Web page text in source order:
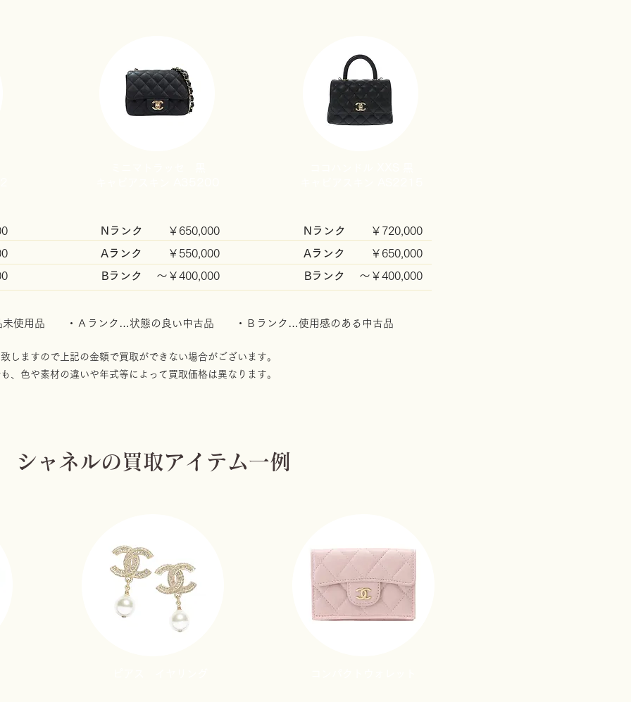
Nランク
Aランク
​Bランク
￥650,000
￥550,000
～￥400,000
Nランク
Aランク
​Bランク
￥720,000
￥650,000
​～￥400,000
未使用品 ・Ａランク…状態の良い中古品 ・Ｂランク…使用感のある中古品
しますので上記の金額で買取ができない場合がございます。
、色や素材の違いや年式等によって買取価格は異なります。
シャネルの買取アイテム一例